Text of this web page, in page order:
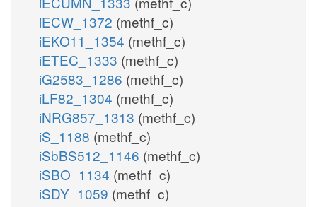
iECW_1372 (methf_c)
iEKO11_1354 (methf_c)
iETEC_1333 (methf_c)
iG2583_1286 (methf_c)
iLF82_1304 (methf_c)
iNRG857_1313 (methf_c)
iS_1188 (methf_c)
iSbBS512_1146 (methf_c)
iSBO_1134 (methf_c)
iSDY_1059 (methf_c)